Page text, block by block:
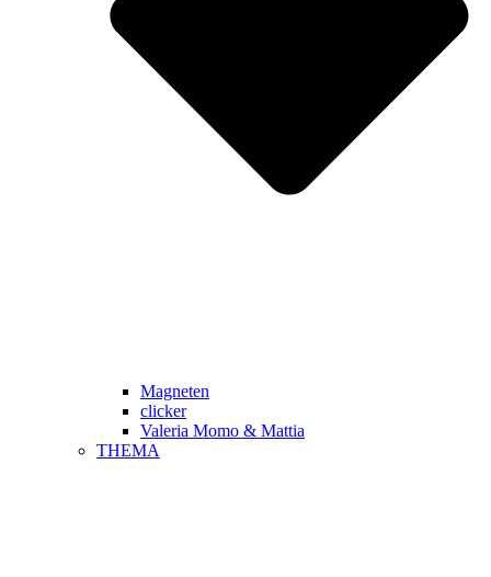
Magneten
clicker
Valeria Momo & Mattia
THEMA